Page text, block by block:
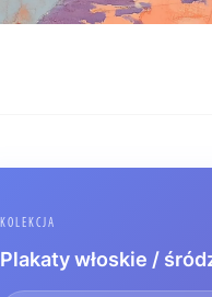
KOLEKCJA
Plakaty włoskie /